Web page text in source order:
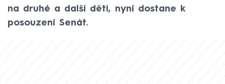
na druhé a další děti, nyní dostane k
posouzení Senát.